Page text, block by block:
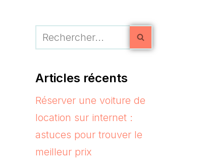
Articles récents
Réserver une voiture de
location sur internet :
astuces pour trouver le
meilleur prix